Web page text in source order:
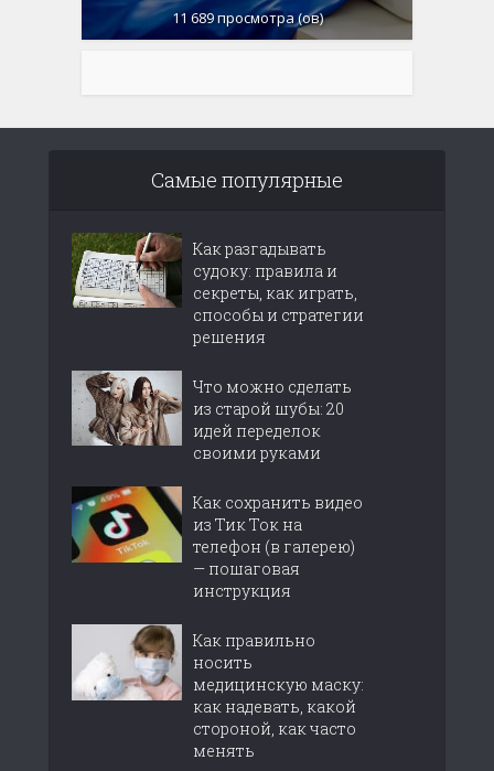
11 689 просмотра (ов)
Самые популярные
Как разгадывать
судоку: правила и
секреты, как играть,
способы и стратегии
решения
Что можно сделать
из старой шубы: 20
идей переделок
своими руками
Как сохранить видео
из Тик Ток на
телефон (в галерею)
— пошаговая
инструкция
Как правильно
носить
медицинскую маску:
как надевать, какой
стороной, как часто
менять